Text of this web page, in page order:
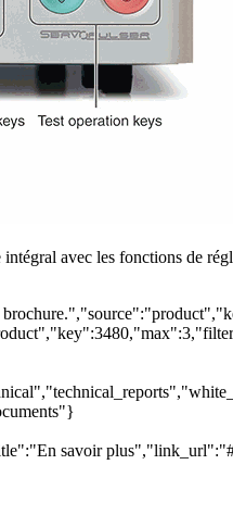
avec les fonctions de
savoir